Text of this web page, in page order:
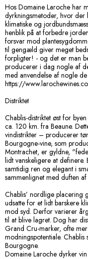
Hos Domaine Laroche har
dyrkningsmetoder, hvor der
klimatiske og
henblik på at forbedre
forsvar mod
til gengæld giver meget
forpligter! - og det er man
producerer i dag nogle af
med anvendelse af nogle
https://
Distriktet
Chablis-distriktet øst for
ca. 120 km. fra Beaune.
vindistrikter – producerer
Bourgogne-vine, som
Montrachet, er gyldne,
lidt vanskeligere at
samtidig ren og elegant i
sammenlignet med duften
Chablis’ nordlige placering
udsatte for et lidt barskere
mod syd. Derfor varierer
til at blive lagret. Dog har
Grand Cru-marker, ofte
modningspotentiale.
Bourgogne.
Domaine Laroche dyrker